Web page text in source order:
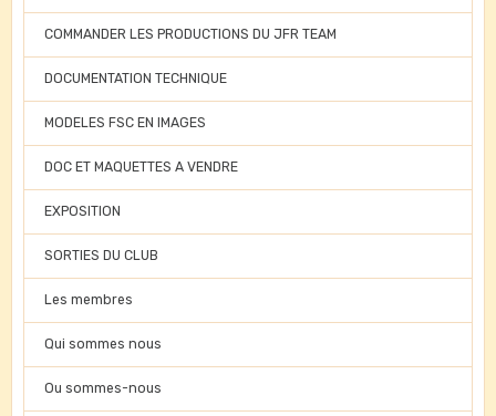
COMMANDER LES PRODUCTIONS DU JFR TEAM
DOCUMENTATION TECHNIQUE
MODELES FSC EN IMAGES
DOC ET MAQUETTES A VENDRE
EXPOSITION
SORTIES DU CLUB
Les membres
Qui sommes nous
Ou sommes-nous